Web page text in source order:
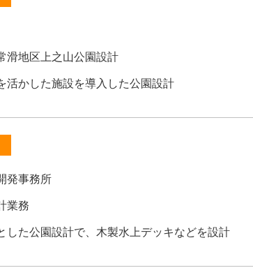
滑地区上之山公園設計
活かした施設を導入した公園設計
発事務所
業務
した公園設計で、木製水上デッキなどを設計